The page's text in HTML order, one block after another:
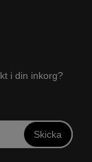
i din inkorg?
Skicka